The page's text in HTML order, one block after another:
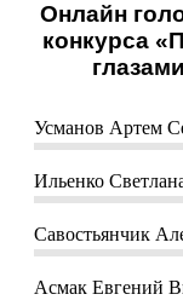
Онлайн
конкурса
Усманов Артем
Ильенко
Савостьянчик
Асмак Евгений